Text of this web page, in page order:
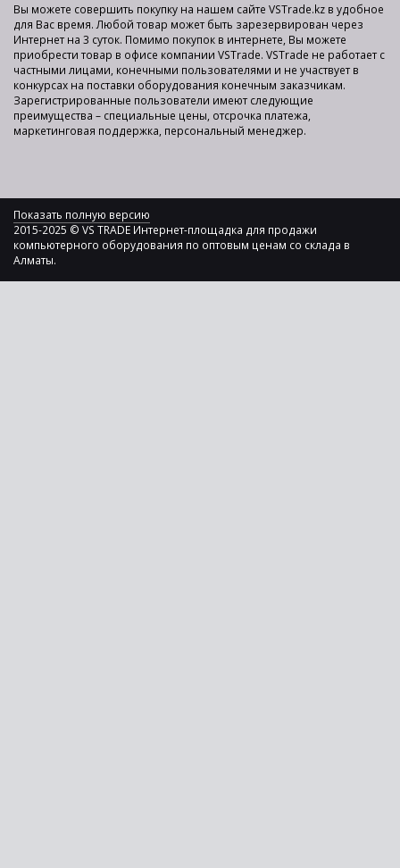
Вы можете совершить покупку на нашем сайте VSTrade.kz в удобное
для Вас время. Любой товар может быть зарезервирован через
Интернет на 3 суток. Помимо покупок в интернете, Вы можете
приобрести товар в офисе компании VSTrade. VSTrade не работает с
частными лицами, конечными пользователями и не участвует в
конкурсах на поставки оборудования конечным заказчикам.
Зарегистрированные пользователи имеют следующие
преимущества – специальные цены, отсрочка платежа,
маркетинговая поддержка, персональный менеджер.
Показать полную версию
2015-2025 © VS TRADE Интернет-площадка для продажи
компьютерного оборудования по оптовым ценам со склада в
Алматы.